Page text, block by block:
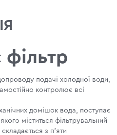
подачі холодної води,
контролює всі
домішок вода, поступає
міститься фільтрувальний
з п'яти